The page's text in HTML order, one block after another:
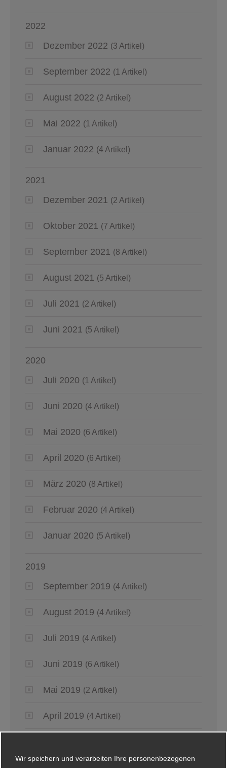
2022
Dezember 2022 (3 Artikel)
September 2022 (1 Artikel)
August 2022 (2 Artikel)
Mai 2022 (1 Artikel)
Januar 2022 (4 Artikel)
2021
Dezember 2021 (2 Artikel)
Oktober 2021 (7 Artikel)
September 2021 (8 Artikel)
August 2021 (5 Artikel)
Juli 2021 (2 Artikel)
Juni 2021 (5 Artikel)
2020
Juli 2020 (1 Artikel)
Juni 2020 (4 Artikel)
Mai 2020 (6 Artikel)
April 2020 (6 Artikel)
März 2020 (8 Artikel)
Februar 2020 (4 Artikel)
Januar 2020 (5 Artikel)
2019
September 2019 (4 Artikel)
August 2019 (4 Artikel)
Juli 2019 (4 Artikel)
Juni 2019 (6 Artikel)
Mai 2019 (2 Artikel)
April 2019 (4 Artikel)
Wir speichern und verarbeiten Ihre personenbezogenen